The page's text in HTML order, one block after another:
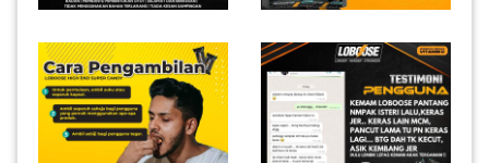
PRODUK
DIGITAL(29)
MAKANAN(25)